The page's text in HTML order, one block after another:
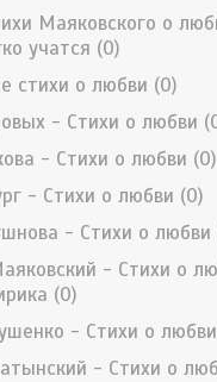
Маяковского о
учатся (0)
стихи о любви (0)
- Стихи о любви
- Стихи о любви (0)
- Стихи о любви (0)
- Стихи о любви
- Стихи о
(0)
- Стихи о любви
- Стихи о